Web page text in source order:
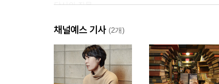
당신의 질문
마르지 않을 자유
진리의 삶
떠난 뒤에도
〈세바시〉 강연록: 우리가 여성 연예인을 더 쉽게
채널예스 기사 (2개)